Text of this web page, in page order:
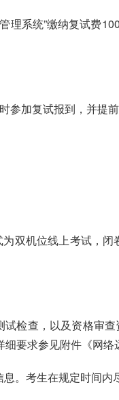
理系统”缴纳复试费
加复试报到，并提前
双机位线上考试，
检查，以及资格审
要求参见附件《网络
。考生在规定时间内